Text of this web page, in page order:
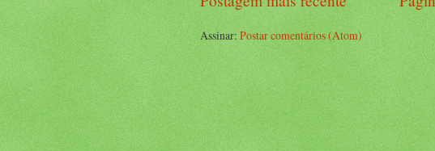
Assinar:Postar comentários (Atom)